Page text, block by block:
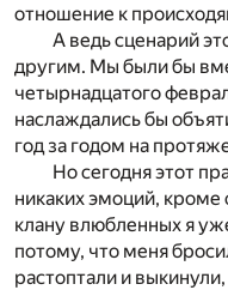
отношение к
А ведь сценарий
другим. Мы были бы
четырнадцатого
наслаждались бы
год за годом на
Но сегодня этот
никаких эмоций, кроме
клану влюбленных я
потому, что меня
растоптали и